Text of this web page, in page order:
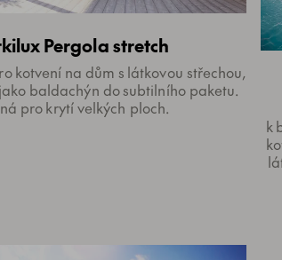
Pergola stretch
kotvení na dům s látkovou střechou,
baldachýn do subtilního paketu.
pro krytí velkých ploch.
k